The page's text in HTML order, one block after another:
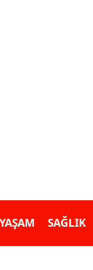
YAŞAM SAĞLIK